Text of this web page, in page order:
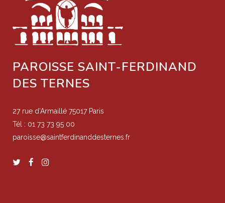
PAROISSE SAINT-FERDINAND
DES TERNES
27 rue d'Armaillé 75017 Paris
Tél : 01 73 73 95 00
paroisse@saintferdinanddesternes.fr